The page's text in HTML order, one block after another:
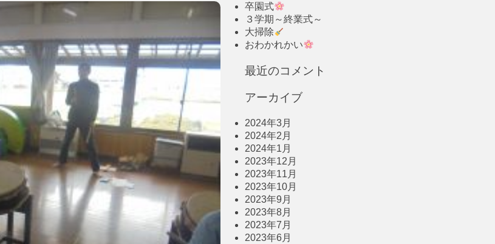
卒園式
３学期～終業式～
大掃除
おわかれかい
最近のコメント
アーカイブ
2024年3月
2024年2月
2024年1月
2023年12月
2023年11月
2023年10月
2023年9月
2023年8月
2023年7月
2023年6月